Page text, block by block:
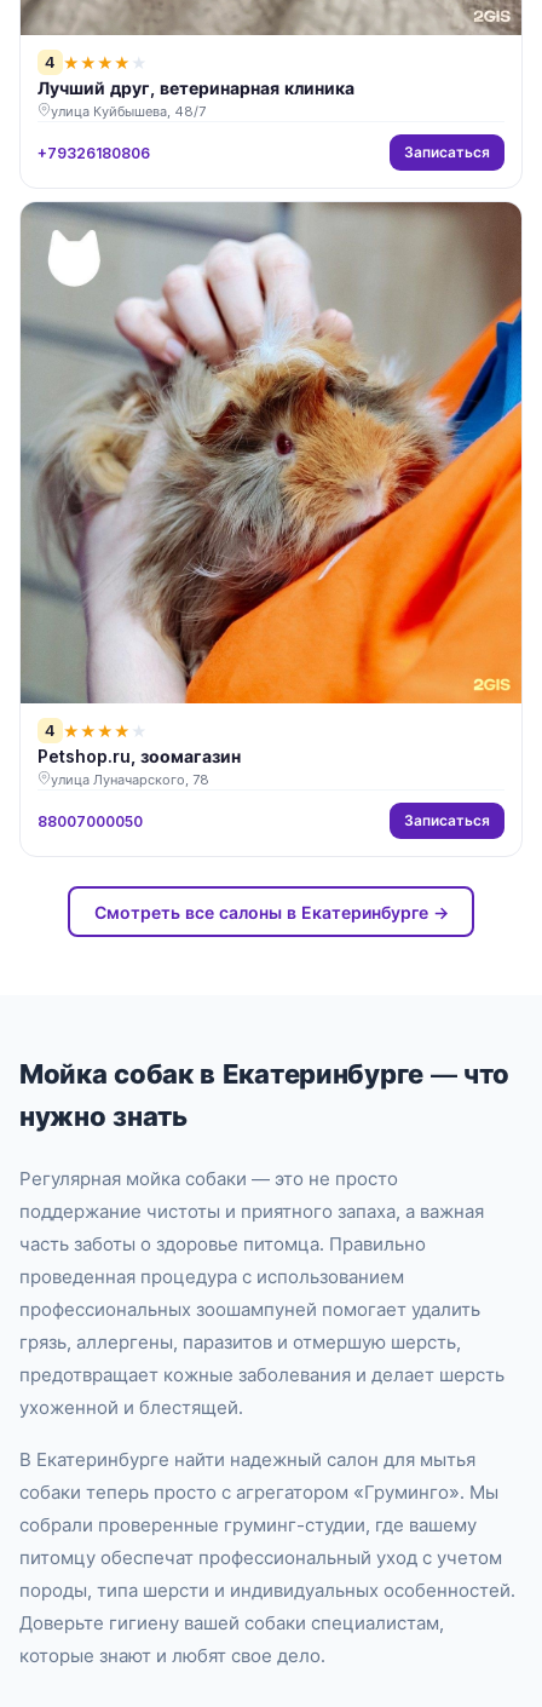
4 ★★★★ ★
Лучший друг, ветеринарная клиника
улица Куйбышева, 48/7
+79326180806 Записаться
4 ★★★★ ★
Petshop.ru, зоомагазин
улица Луначарского, 78
88007000050 Записаться
Смотреть все салоны в Екатеринбурге →
Мойка собак в Екатеринбурге — что
нужно знать
Регулярная мойка собаки — это не просто
поддержание чистоты и приятного запаха, а важная
часть заботы о здоровье питомца. Правильно
проведенная процедура с использованием
профессиональных зоошампуней помогает удалить
грязь, аллергены, паразитов и отмершую шерсть,
предотвращает кожные заболевания и делает шерсть
ухоженной и блестящей.
В Екатеринбурге найти надежный салон для мытья
собаки теперь просто с агрегатором «Груминго». Мы
собрали проверенные груминг-студии, где вашему
питомцу обеспечат профессиональный уход с учетом
породы, типа шерсти и индивидуальных особенностей.
Доверьте гигиену вашей собаки специалистам,
которые знают и любят свое дело.